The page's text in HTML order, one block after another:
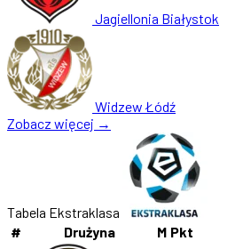
Jagiellonia Białystok
Widzew Łódź
Zobacz więcej →
Tabela Ekstraklasa
#
Drużyna M Pkt